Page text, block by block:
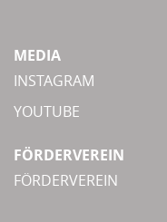
MEDIA
INSTAGRAM
YOUTUBE
FÖRDERVEREIN
FÖRDERVEREIN